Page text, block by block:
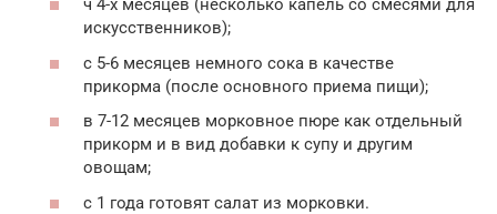
ч 4-х месяцев (несколько капель со смесями для
искусственников);
с 5-6 месяцев немного сока в качестве
прикорма (после основного приема пищи);
в 7-12 месяцев морковное пюре как отдельный
прикорм и в вид добавки к супу и другим
овощам;
с 1 года готовят салат из морковки.